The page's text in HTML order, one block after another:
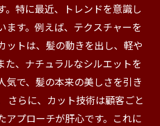
たカット技術の未来：次の
。特に最近、トレンドを意識し
ます。例えば、テクスチャーを
ットは、髪の動きを出し、軽や
た、ナチュラルなシルエットを
気で、髪の本来の美しさを引き
さらに、カット技術は顧客ごと
アプローチが肝心です。これに